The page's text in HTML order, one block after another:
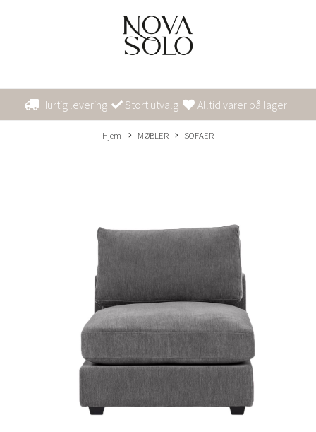
Hurtig levering Stort utvalg Alltid varer på lager
Hjem MØBLER SOFAER